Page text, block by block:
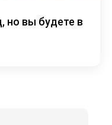
но вы будете в